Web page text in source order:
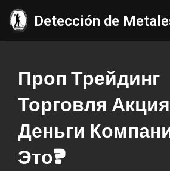
Saltar
Detección de
Проп Трейдинг
Торговля
Деньги
Это?